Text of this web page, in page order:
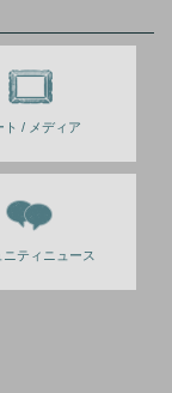
ト / メディア
ニティニュース